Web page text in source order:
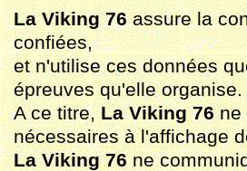
La Viking 76assure la
confiées,
et n'utilise ces données
épreuves qu'elle organise.
A ce titre,La Viking 76ne
nécessaires à l'affichage
La Viking 76ne